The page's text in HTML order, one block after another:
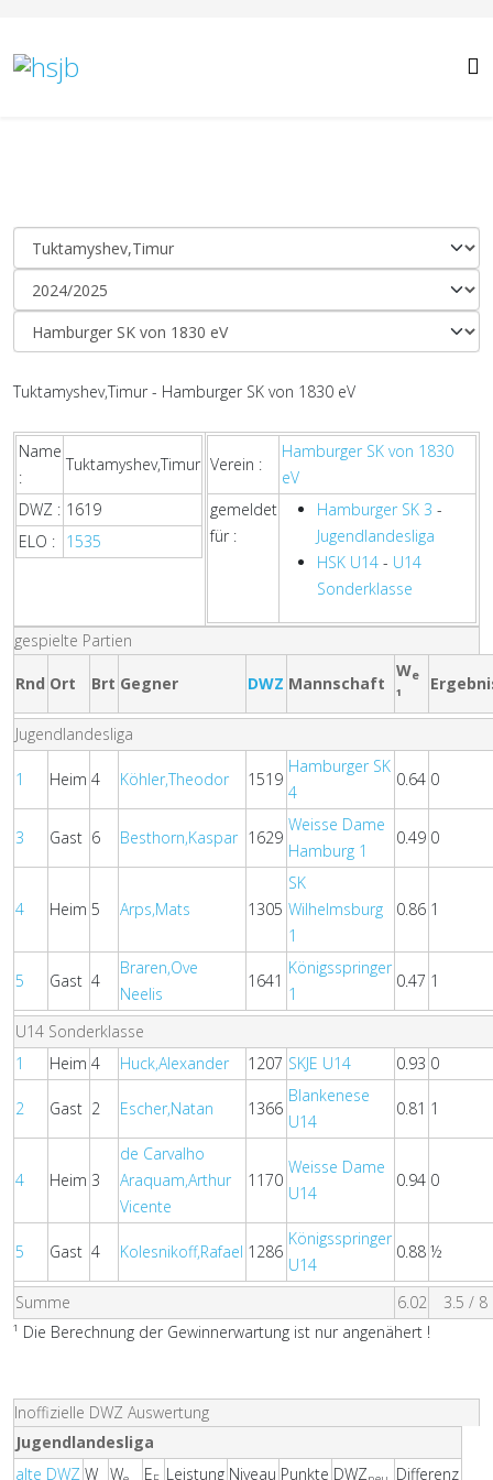
Tuktamyshev,Timur - Hamburger SK von 1830 eV
Name
:
Tuktamyshev,Timur
DWZ : 1619
ELO : 1535
Verein :
Hamburger SK von 1830
eV
gemeldet
für :
Hamburger SK 3 -
Jugendlandesliga
HSK U14- U14
Sonderklasse
gespielte Partien
Rnd Ort Brt Gegner DWZ Mannschaft
We
¹
Jugendlandesliga
1 Heim 4 Köhler,Theodor 1519
Hamburger SK
4
0.64 0
3 Gast 6 Besthorn,Kaspar 1629
Weisse Dame
Hamburg 1
0.49 0
4 Heim 5 Arps,Mats 1305
SK
Wilhelmsburg
1
0.86 1
5 Gast 4
Braren,Ove
Neelis
1641
Königsspringer
1
0.47 1
U14 Sonderklasse
1
Heim 4 Huck,Alexander 1207 SKJE U14 0.93 0
2 Gast 2 Escher,Natan 1366
Blankenese
U14
0.81 1
4 Heim 3
de Carvalho
Araquam,Arthur
Vicente
1170
Weisse Dame
U14
0.94 0
5 Gast 4 Kolesnikoff,Rafael 1286
Königsspringer
U14
0.88 ½
Summe 6.02
3.5 / 8
¹ Die Berechnung der Gewinnerwartung ist nur angenähert !
Inoffizielle DWZ Auswertung
Jugendlandesliga
alte DWZ W W E Leistung Niveau Punkte DWZ Differenz